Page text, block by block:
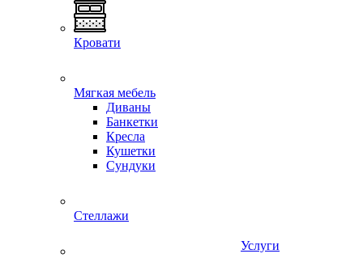
Кровати
Мягкая мебель
Диваны
Банкетки
Кресла
Кушетки
Сундуки
Стеллажи
Услуги